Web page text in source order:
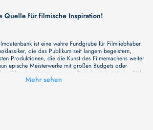
Quelle für filmische Inspiration!
ist eine wahre Fundgrube für Filmliebhaber.
die das Publikum seit langem begeistern,
Produktionen, die die Kunst des Filmemachens weiter
epische Meisterwerke mit großen Budgets oder
Filme bevorzugen, unsere Datenbank bietet eine Fülle
und Ihren Geist berühren werden. Beim Durchstöbern
Mehr sehen